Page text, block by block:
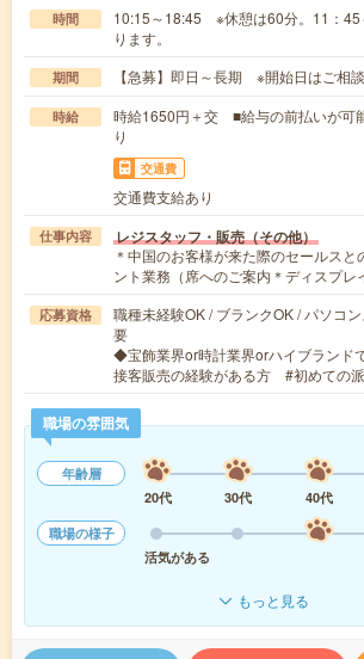
時間
10:15～18:45 ※休憩は60分。11：45
ります。
期間 【急募】即日～長期 ※開始日はご相
時給
時給1650円＋交 ■給与の前払いが可
り
交通費
交通費支給あり
仕事内容 レジスタッフ・販売（その他）
＊中国のお客様が来た際のセールスと
ント業務（席へのご案内＊ディスプ
応募資格
職種未経験OK / ブランクOK / パソコ
要
◆宝飾業界or時計業界orハイブランド
接客販売の経験がある方 #初めての
職場の雰囲気
年齢層
20代
30代 40代
職場の様子
活気がある
もっと見る